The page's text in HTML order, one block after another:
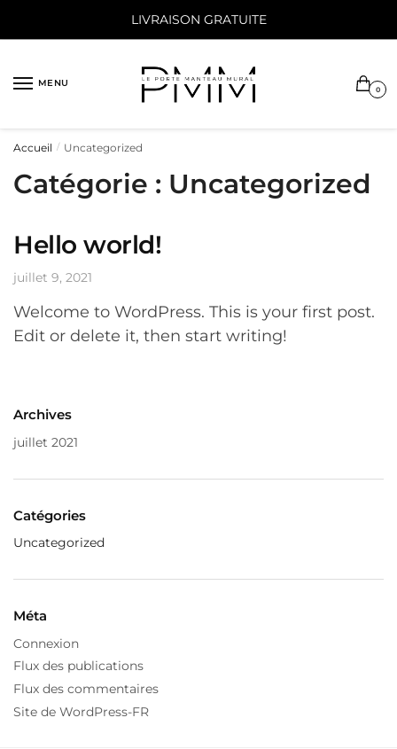
navigation
LIVRAISON GRATUITE
MENU
0
Accueil / Uncategorized
Catégorie : Uncategorized
Hello world!
juillet 9, 2021
Welcome to WordPress. This is your first post.
Edit or delete it, then start writing!
Archives
juillet 2021
Catégories
Uncategorized
Méta
Connexion
Flux des publications
Flux des commentaires
Site de WordPress-FR